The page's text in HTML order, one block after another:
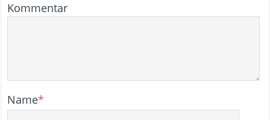
Kommentar
Name*